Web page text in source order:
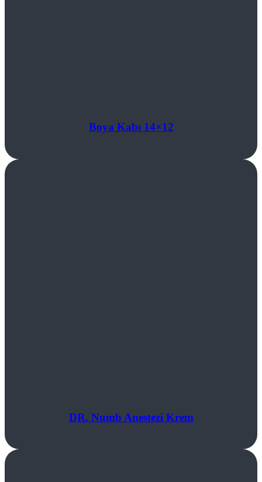
Boya Kabı 14×12
DR. Numb Anestezi Krem